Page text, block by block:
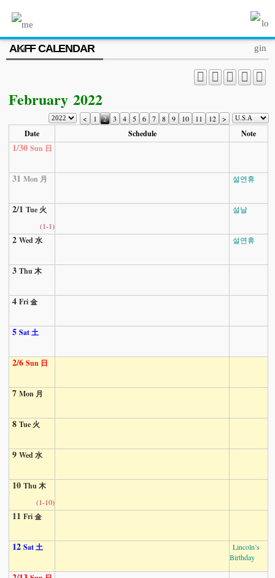
AKFF CALENDAR
February 2022
< 1 2 3 4 5 6 7 8 9 10 11 12 >
Date Schedule Note
1/30 Sun 日
31 Mon 月 설연휴
2/1 Tue 火
(1-1)
설날
2 Wed 水 설연휴
3 Thu 木
4 Fri 金
5 Sat 土
2/6 Sun 日
7 Mon 月
8 Tue 火
9 Wed 水
10 Thu 木
(1-10)
11 Fri 金
12 Sat 土
Lincoln’s
Birthday
MENU
ABOUT US
PRESS/MEDIA
JOIN & SUPPORT
CALENDAR
HISTORY